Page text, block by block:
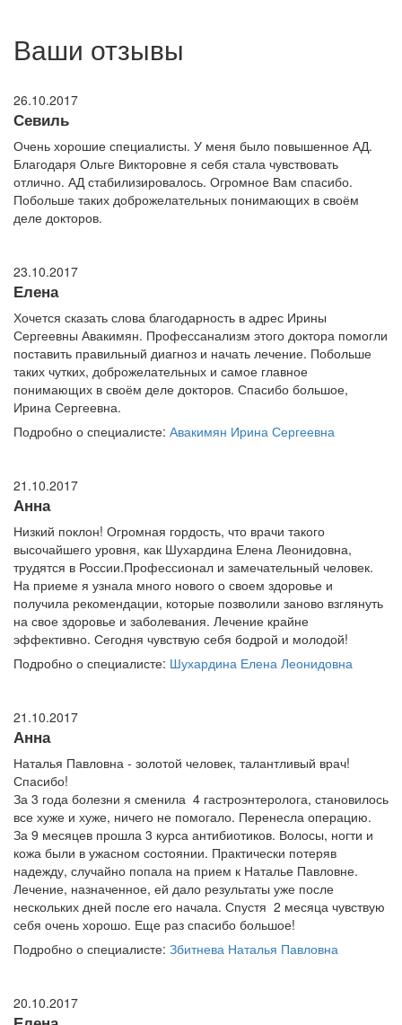
Ваши отзывы
26.10.2017
Севиль
Очень хорошие специалисты. У меня было повышенное АД.
Благодаря Ольге Викторовне я себя стала чувствовать
отлично. АД стабилизировалось. Огромное Вам спасибо.
Побольше таких доброжелательных понимающих в своём
деле докторов.
23.10.2017
Елена
Хочется сказать слова благодарность в адрес Ирины
Сергеевны Авакимян. Профессанализм этого доктора помогли
поставить правильный диагноз и начать лечение. Побольше
таких чутких, доброжелательных и самое главное
понимающих в своём деле докторов. Спасибо большое,
Ирина Сергеевна.
Подробно о специалисте: Авакимян Ирина Сергеевна
21.10.2017
Анна
Низкий поклон! Огромная гордость, что врачи такого
высочайшего уровня, как Шухардина Елена Леонидовна,
трудятся в России.Профессионал и замечательный человек.
На приеме я узнала много нового о своем здоровье и
получила рекомендации, которые позволили заново взглянуть
на свое здоровье и заболевания. Лечение крайне
эффективно. Сегодня чувствую себя бодрой и молодой!
Подробно о специалисте: Шухардина Елена Леонидовна
21.10.2017
Анна
Наталья Павловна - золотой человек, талантливый врач!
Спасибо!
За 3 года болезни я сменила 4 гастроэнтеролога, становилось
все хуже и хуже, ничего не помогало. Перенесла операцию.
За 9 месяцев прошла 3 курса антибиотиков. Волосы, ногти и
кожа были в ужасном состоянии. Практически потеряв
надежду, случайно попала на прием к Наталье Павловне.
Лечение, назначенное, ей дало результаты уже после
нескольких дней после его начала. Спустя 2 месяца чувствую
себя очень хорошо. Еще раз спасибо большое!
Подробно о специалисте: Збитнева Наталья Павловна
20.10.2017